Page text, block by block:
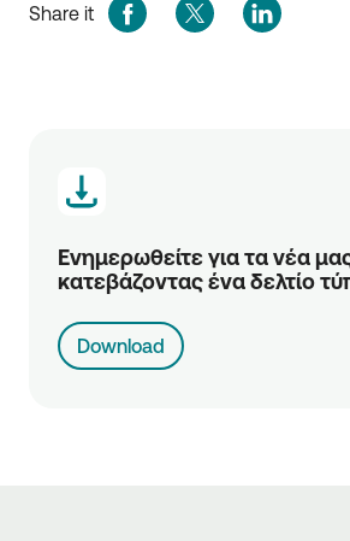
Share it
Ενημερωθείτε για τα νέα
κατεβάζοντας ένα δελτίο
Download